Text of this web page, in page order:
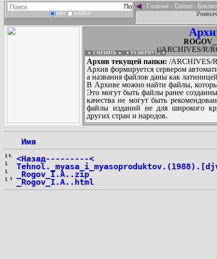
«И» «ИЛИ»
◄- Главная - Сервис-
(/ARCHIVES/R/
◄ СМЕНИТЬ ► ▼ РАЗВЕРНУТЬ ▼
Архив текущей папки: /ARCHIVES/
Архив формируется сервером
а названия файлов даны как
В Архиве можно найти файлы,
Это могут быть файлы ранее
качества не могут быть
файлы изданий не для широкого
других стран и народов.
Имя
<Назад---------<
_Rogov_I.A..zip
_Rogov_I.A..html